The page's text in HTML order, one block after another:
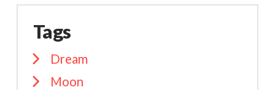
Tags
Dream
Moon